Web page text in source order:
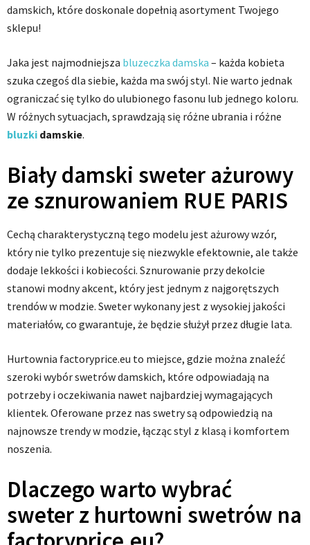
damskich, które doskonale dopełnią asortyment Twojego
sklepu!
Jaka jest najmodniejsza bluzeczka damska – każda kobieta
szuka czegoś dla siebie, każda ma swój styl. Nie warto jednak
ograniczać się tylko do ulubionego fasonu lub jednego koloru.
W różnych sytuacjach, sprawdzają się różne ubrania i różne
bluzki damskie.
Biały damski sweter ażurowy
ze sznurowaniem RUE PARIS
Cechą charakterystyczną tego modelu jest ażurowy wzór,
który nie tylko prezentuje się niezwykle efektownie, ale także
dodaje lekkości i kobiecości. Sznurowanie przy dekolcie
stanowi modny akcent, który jest jednym z najgorętszych
trendów w modzie. Sweter wykonany jest z wysokiej jakości
materiałów, co gwarantuje, że będzie służył przez długie lata.
Hurtownia factoryprice.eu to miejsce, gdzie można znaleźć
szeroki wybór swetrów damskich, które odpowiadają na
potrzeby i oczekiwania nawet najbardziej wymagających
klientek. Oferowane przez nas swetry są odpowiedzią na
najnowsze trendy w modzie, łącząc styl z klasą i komfortem
noszenia.
Dlaczego warto wybrać
sweter z hurtowni swetrów na